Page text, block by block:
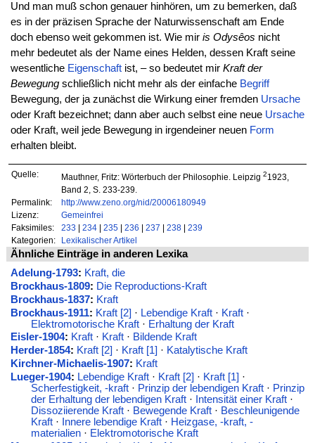
Und man muß schon genauer hinhören, um zu bemerken, daß
es in der präzisen Sprache der Naturwissenschaft am Ende
doch ebenso weit gekommen ist. Wie mir is Odysêos nicht
mehr bedeutet als der Name eines Helden, dessen Kraft seine
wesentliche Eigenschaftist, – so bedeutet mir Kraft der
Bewegungschließlich nicht mehr als der einfache Begriff
Bewegung, der ja zunächst die Wirkung einer fremden Ursache
oder Kraft bezeichnet; dann aber auch selbst eine neue Ursache
oder Kraft, weil jede Bewegung in irgendeiner neuen Form
erhalten bleibt.
Quelle: Mauthner, Fritz: Wörterbuch der Philosophie. Leipzig 21923,
Band 2, S. 233-239.
Permalink:
http://www.zeno.org/nid/20006180949
Lizenz:
Gemeinfrei
Faksimiles:
233 | 234| 235| 236 | 237 | 238| 239
Kategorien:
Lexikalischer Artikel
Ähnliche Einträge in anderen Lexika
Adelung-1793: Kraft, die
Brockhaus-1809: Die Reproductions-Kraft
Brockhaus-1837: Kraft
Brockhaus-1911: Kraft [2] · Lebendige Kraft· Kraft·
Elektromotorische Kraft· Erhaltung der Kraft
Eisler-1904: Kraft· Kraft· Bildende Kraft
Herder-1854: Kraft [2] · Kraft [1] · Katalytische Kraft
Kirchner-Michaelis-1907: Kraft
Lueger-1904: Lebendige Kraft· Kraft [2] · Kraft [1] ·
Scherfestigkeit, -kraft· Prinzip der lebendigen Kraft· Prinzip
der Erhaltung der lebendigen Kraft· Intensität einer Kraft·
Dissoziierende Kraft· Bewegende Kraft· Beschleunigende
Kraft· Innere lebendige Kraft· Heizgase, -kraft, -
materialien· Elektromotorische Kraft